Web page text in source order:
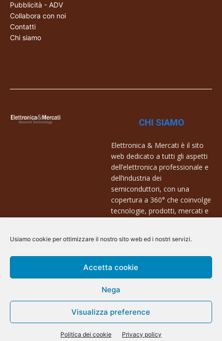
Usiamo cookie per ottimizzare il nostro sito web ed i nostri servizi.
Accetta cookie
Nega
Visualizza preference
Politica dei cookie Privacy policy
Pubblicità - ADV
Collabora con noi
Contatti
Chi siamo
CHI SIAMO
Elettronica & Mercati è il sito
web dedicato a tutti gli aspetti
dell’elettronica professionale e
dell’industria dei
semiconduttori, con una
copertura a 360° che coinvolge
tecnologie, prodotti, mercati e
Contatti:
info@arscommunication.it
@ArsCommunication 2023